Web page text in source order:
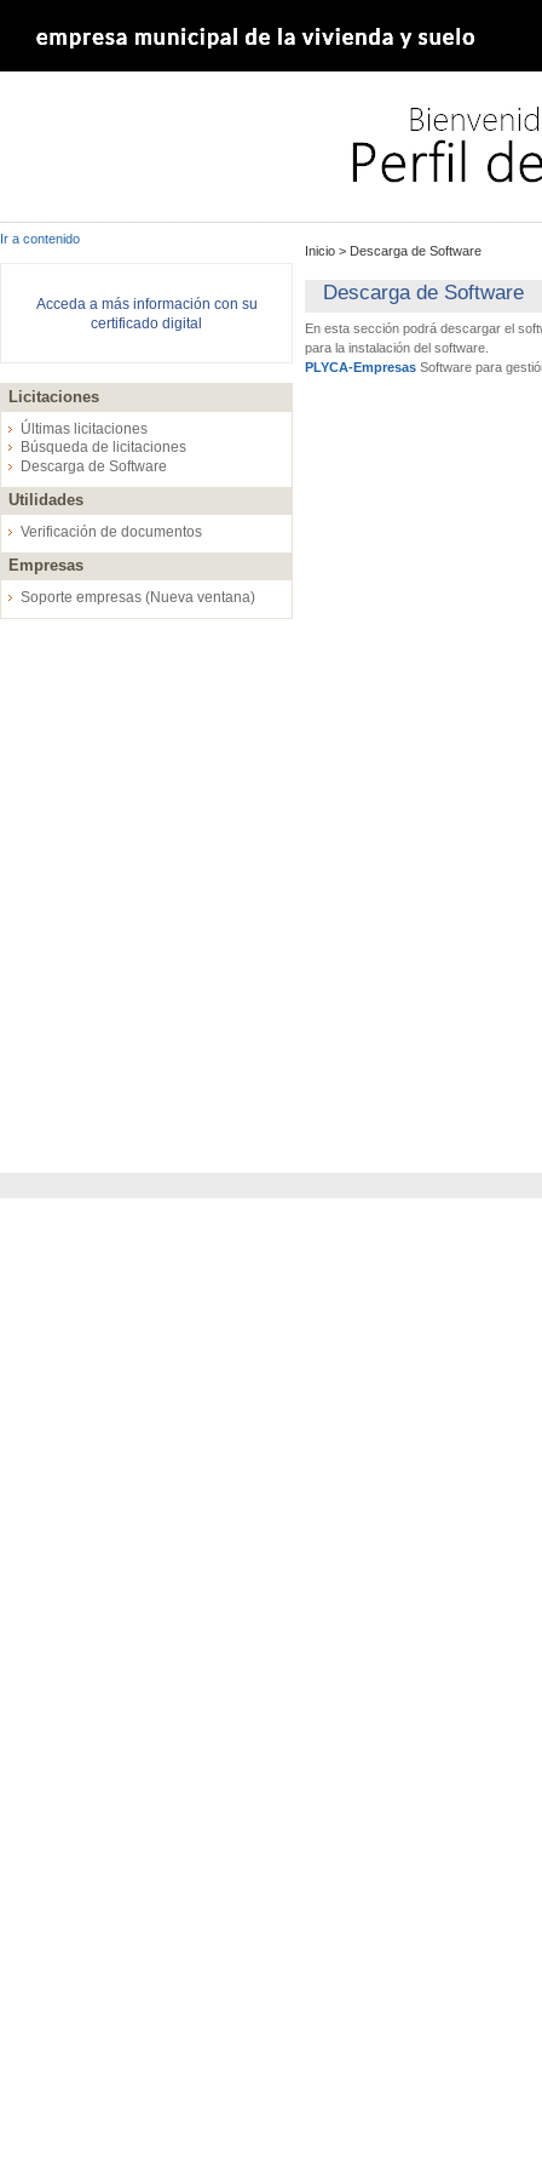
Ir a contenido
Acceda a más información con su
certificado digital
Licitaciones
Últimas licitaciones
Búsqueda de licitaciones
Descarga de Software
Utilidades
Verificación de documentos
Empresas
Soporte empresas (Nueva ventana)
Inicio > Descarga de Software
Descarga de Software
En esta sección podrá descargar el
para la instalación del software.
PLYCA-Empresas Software para